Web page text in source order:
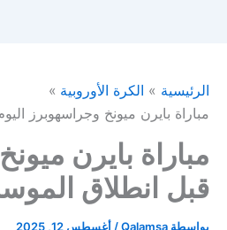
الرئيسية
الكرة الأوروبية
مباراة بايرن ميونخ وجراسهوبرز
مباراة بايرن
قبل انطلاق
بواسطة Qalamsa
/ أغسطس 12, 2025